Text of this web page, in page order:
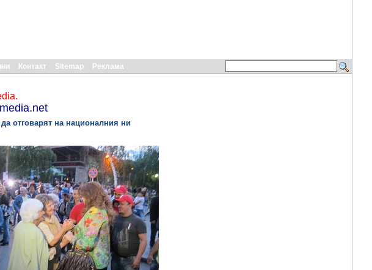
Контакт Sitemap Реклама
отговарят на националния ни